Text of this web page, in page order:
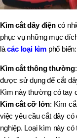
Kìm cắt dây điệncó
phục vụ những mục
làcác loại kìm phổ biến:
Kìm cắt thông thường
được sử dụng để cắt
Kìm này thường có tay
Kìm cắt cỡ lớn: Kìm
việc yêu cầu cắt dây
nghiệp. Loại kìm này